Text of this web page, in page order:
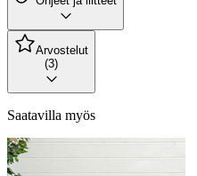
Arvostelut
(3)
Saatavilla myös